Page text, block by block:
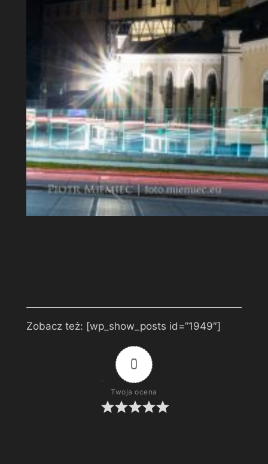
Zobacz też: [wp_show_posts id=”1949″]
0
Twoja ocena